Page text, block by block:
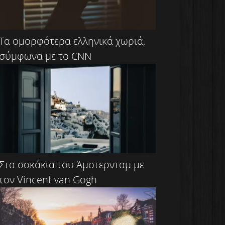
ομορφότερα ελληνικά χωριά,
με το CNN
σοκάκια του Άμστερνταμ με
Vincent van Gogh